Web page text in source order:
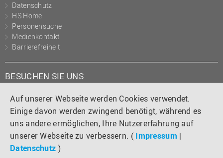
Auf unserer Webseite werden Cookies verwendet.
Einige davon werden zwingend benötigt, während es
uns andere ermöglichen, Ihre Nutzererfahrung auf
unserer Webseite zu verbessern. ( Impressum |
Datenschutz )
Datenschutz
HS Home
Personensuche
Medienkontakt
Barrierefreiheit
BESUCHEN SIE UNS
Instagram
TiktokLinkedIn
YouTube
Facebook